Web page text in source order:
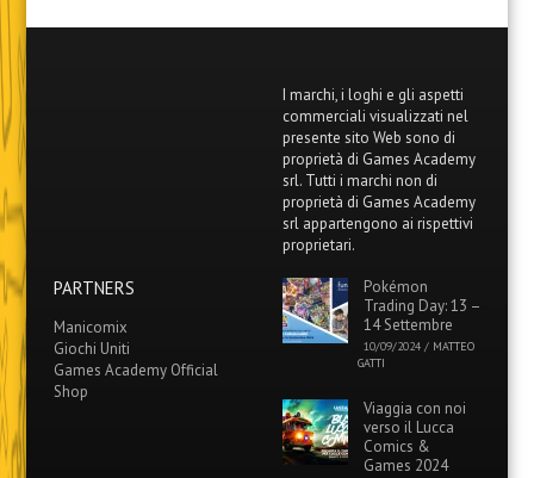
I marchi, i loghi e gli aspetti
commerciali visualizzati nel
presente sito Web sono di
proprietà di Games Academy
srl. Tutti i marchi non di
proprietà di Games Academy
srl appartengono ai rispettivi
proprietari.
PARTNERS
Manicomix
Giochi Uniti
Games Academy Official
Shop
Pokémon
Trading Day: 13 –
14 Settembre
10/09/2024 / MATTEO
GATTI
Viaggia con noi
verso il Lucca
Comics &
Games 2024